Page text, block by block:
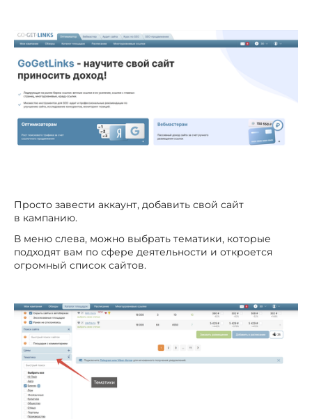
Просто завести аккаунт, добавить свой сайт
в кампанию.
В меню слева, можно выбрать тематики, которые
подходят вам по сфере деятельности и откроется
огромный список сайтов.